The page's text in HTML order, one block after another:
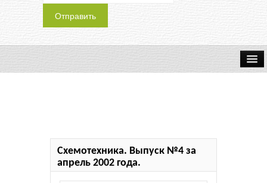
Схемотехника. Выпуск №4 за
апрель 2002 года.